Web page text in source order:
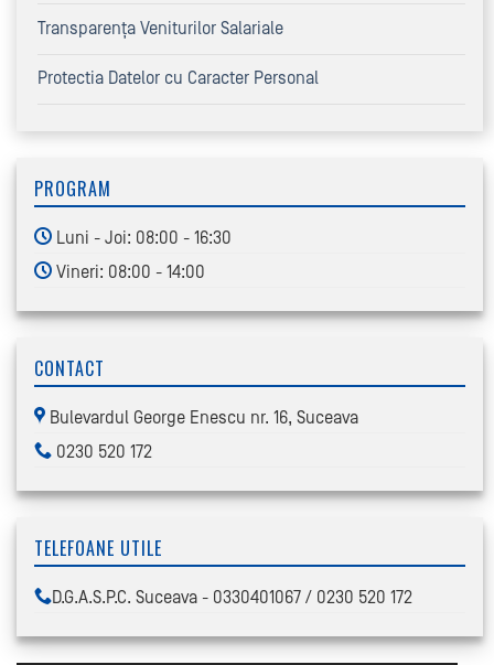
Transparența Veniturilor Salariale
Protectia Datelor cu Caracter Personal
PROGRAM
Luni - Joi: 08:00 - 16:30
Vineri: 08:00 - 14:00
CONTACT
Bulevardul George Enescu nr. 16, Suceava
0230 520 172
TELEFOANE UTILE
D.G.A.S.P.C. Suceava - 0330401067 / 0230 520 172